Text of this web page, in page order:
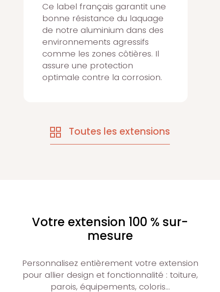
Ce label français garantit une
bonne résistance du laquage
de notre aluminium dans des
environnements agressifs
comme les zones côtières. Il
assure une protection
optimale contre la corrosion.
Toutes les extensions
Votre extension 100 % sur-
mesure
Personnalisez entièrement votre extension
pour allier design et fonctionnalité : toiture,
parois, équipements, coloris…